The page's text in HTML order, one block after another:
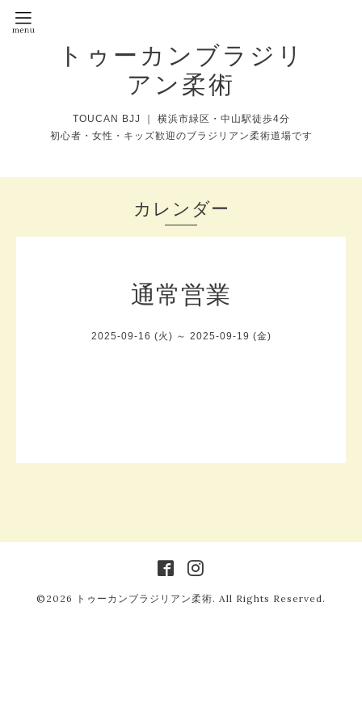
トゥーカンブラジリ
アン柔術
TOUCAN BJJ ｜ 横浜市緑区・中山駅徒歩4分
初心者・女性・キッズ歓迎のブラジリアン柔術道場です
カレンダー
通常営業
2025-09-16 (火) ～ 2025-09-19 (金)
©2026 トゥーカンブラジリアン柔術. All Rights Reserved.